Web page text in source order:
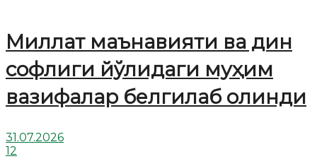
Миллат маънавияти ва дин
софлиги йўлидаги муҳим
вазифалар белгилаб олинди
31.07.2026
12